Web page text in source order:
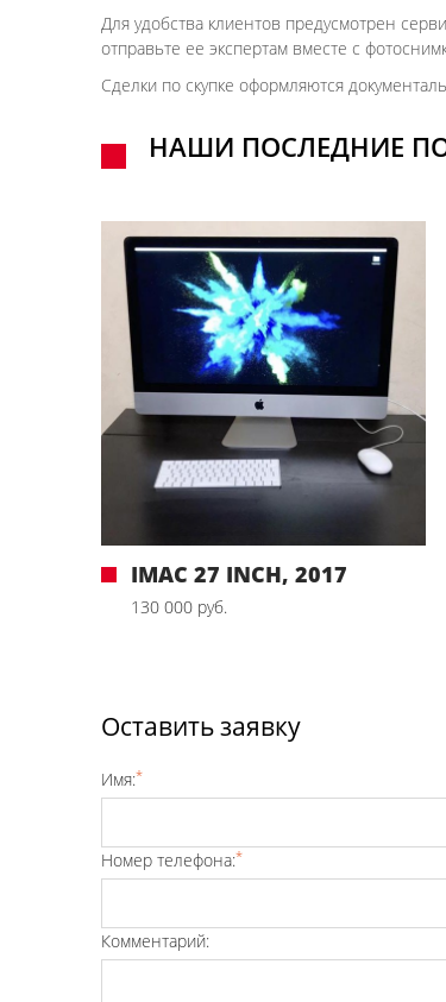
Для удобства клиентов предусмотрен
отправьте ее экспертам вместе с
Сделки по скупке оформляются
НАШИ ПОСЛЕДНИЕ
IMAC 27 INCH, 2017
130 000 руб.
Оставить заявку
Имя:*
Номер телефона:*
Комментарий: